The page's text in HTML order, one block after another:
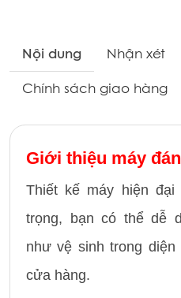
Nội dung Nhận xét
Chính sách giao hàng
Giới thiệu máy
Thiết kế máy hiện
trọng, bạn có thể dễ
như vệ sinh trong
cửa hàng.